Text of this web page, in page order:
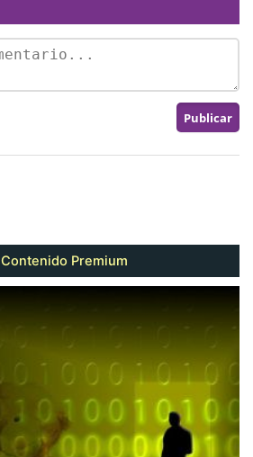
Contenido Premium